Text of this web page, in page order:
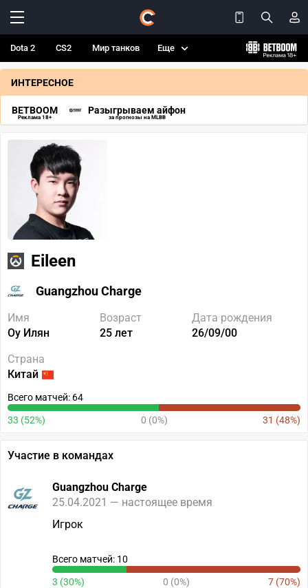
Dota 2 CS2 Мир танков Еще
ИНТЕРЕСНОЕ
BETBOOM
Реклама 18+
Разыгрываем айфон
за прогнозы на MLBB
Eileen
Guangzhou Charge
Имя
Оу Илян
Возраст
25 лет
Дата рождения
26/09/00
Страна
Китай
Всего матчей: 64
33 (52%) 0 (0%) 31 (48%)
Участие в командах
Guangzhou Charge
25.04.2021 — настоящее время
Игрок
Всего матчей: 10
3 (30%) 0 (0%) 7 (70%)